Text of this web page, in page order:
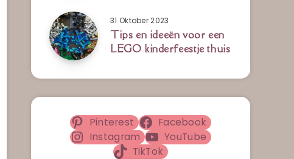
31 Oktober 2023
Tips en ideeën voor een
LEGO kinderfeestje thuis
Pinterest
Facebook
Instagram
YouTube
TikTok